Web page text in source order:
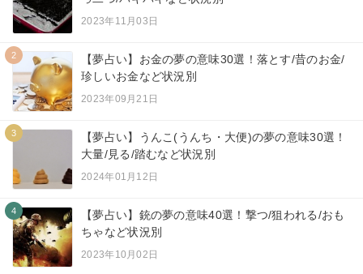
2023年11月03日
2
【夢占い】お金の夢の意味30選！落とす/昔のお金/
珍しいお金など状況別
2023年09月21日
3
【夢占い】うんこ(うんち・大便)の夢の意味30選！
大量/見る/踏むなど状況別
2024年01月12日
4
【夢占い】銃の夢の意味40選！撃つ/狙われる/おも
ちゃなど状況別
2023年10月02日